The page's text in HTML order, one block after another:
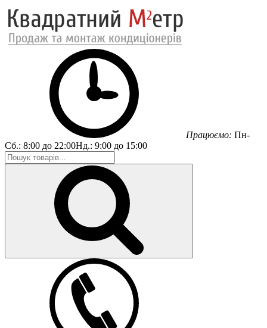
Працюємо: Пн-
Сб.: 8:00 до 22:00Нд.: 9:00 до 15:00